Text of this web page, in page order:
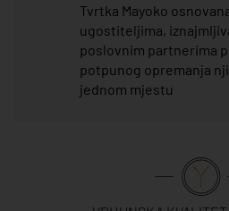
Tvrtka Mayoko
ugostiteljima,
poslovnim partnerima
potpunog opremanja
jednom mjestu